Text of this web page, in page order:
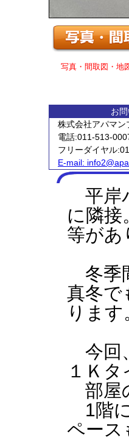
写真・間取図・地
お
株式会社アパマン
電話:011-513-
フリーダイヤル
E-mail:
平岸
に隣接
等があ
冬季
真冬で
ります
今回
１Ｋタ
部屋
1階
ペース